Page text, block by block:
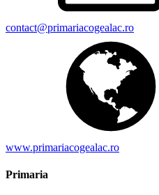
contact@primariacogealac.ro
www.primariacogealac.ro
Primaria